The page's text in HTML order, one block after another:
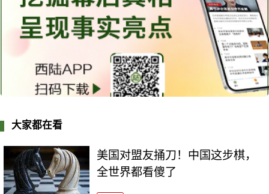
大家都在看
美国对盟友捅刀！中国这步棋，
全世界都看傻了